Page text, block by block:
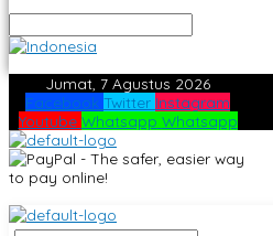
Jumat, 7 Agustus 2026
Facebook Twitter Instagram
Youtube Whatsapp Whatsapp